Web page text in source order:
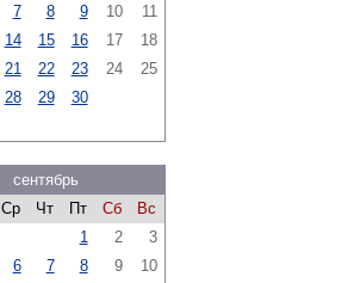
7 8 9 10
11
14 15 16 17
18
21 22 23 24
25
28 29 30
сентябрь
Ср Чт Пт Сб
Вс
1
2
3
6 7 8 9
10